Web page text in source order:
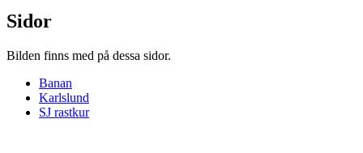
Sidor
Bilden finns med på dessa sidor.
Banan
Karlslund
SJ rastkur